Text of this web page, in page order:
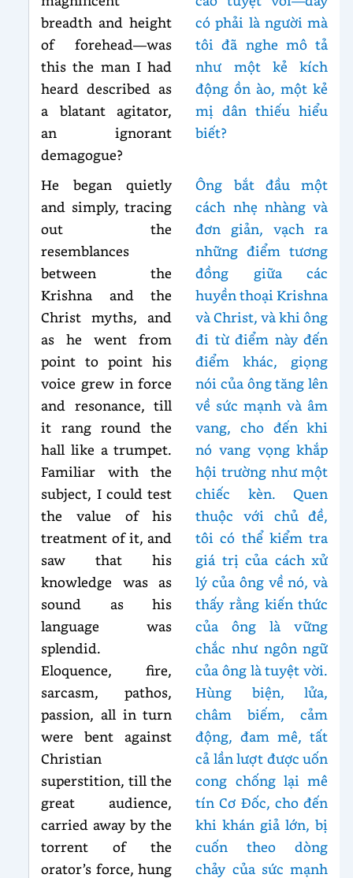
breadth and height
of forehead—was
this the man I had
heard described as
a blatant agitator,
an ignorant
demagogue?
có phải là người mà
tôi đã nghe mô tả
như một kẻ kích
động ồn ào, một kẻ
mị dân thiếu hiểu
biết?
He began quietly
and simply, tracing
out the
resemblances
between the
Krishna and the
Christ myths, and
as he went from
point to point his
voice grew in force
and resonance, till
it rang round the
hall like a trumpet.
Familiar with the
subject, I could test
the value of his
treatment of it, and
saw that his
knowledge was as
sound as his
language was
splendid.
Eloquence, fire,
sarcasm, pathos,
passion, all in turn
were bent against
Christian
superstition, till the
great audience,
carried away by the
torrent of the
orator’s force, hung
Ông bắt đầu một
cách nhẹ nhàng và
đơn giản, vạch ra
những điểm tương
đồng giữa các
huyền thoại Krishna
và Christ, và khi ông
đi từ điểm này đến
điểm khác, giọng
nói của ông tăng lên
về sức mạnh và âm
vang, cho đến khi
nó vang vọng khắp
hội trường như một
chiếc kèn. Quen
thuộc với chủ đề,
tôi có thể kiểm tra
giá trị của cách xử
lý của ông về nó, và
thấy rằng kiến thức
của ông là vững
chắc như ngôn ngữ
của ông là tuyệt vời.
Hùng biện, lửa,
châm biếm, cảm
động, đam mê, tất
cả lần lượt được uốn
cong chống lại mê
tín Cơ Đốc, cho đến
khi khán giả lớn, bị
cuốn theo dòng
chảy của sức mạnh